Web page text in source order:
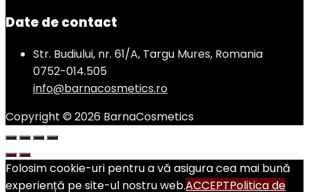
Date de contact
Str. Budiului, nr. 61/A, Targu Mures, Romania
0752-014.505
info@barnacosmetics.ro
Copyright © 2026 BarnaCosmetics
Folosim cookie-uri pentru a vă asigura cea mai bună
experiență pe site-ul nostru web.ACCEPTPolitica de